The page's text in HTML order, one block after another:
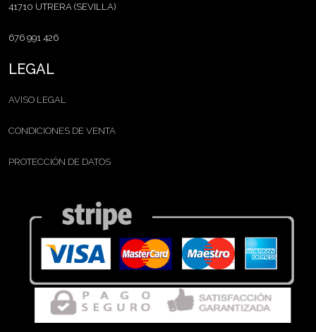
41710 UTRERA (SEVILLA)
676 991 426
LEGAL
AVISO LEGAL
CONDICIONES DE VENTA
PROTECCIÓN DE DATOS